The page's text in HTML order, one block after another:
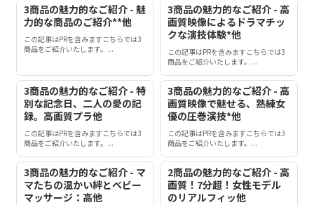
3商品の魅力的なご紹介 - 魅
力的な商品のご紹介**他
この記事はPRを含みますこちらでは3
商品をご紹介いたします。...
3商品の魅力的なご紹介 - 高
画質映像によるドラマチッ
クな演技体験*他
この記事はPRを含みますこちらでは3
商品をご紹介いたします。...
3商品の魅力的なご紹介 - 特
別な記念日、二人の愛の記
録。高画質プラ他
この記事はPRを含みますこちらでは3
商品をご紹介いたします。...
3商品の魅力的なご紹介 - 高
画質映像で魅せる、熟練女
優の圧巻演技*他
この記事はPRを含みますこちらでは3
商品をご紹介いたします。...
3商品の魅力的なご紹介 - マ
マたちの温かい絆とベビー
マッサージ：高他
2商品の魅力的なご紹介 - 高
画質！7分超！女性モデル
のリアルフィッ他